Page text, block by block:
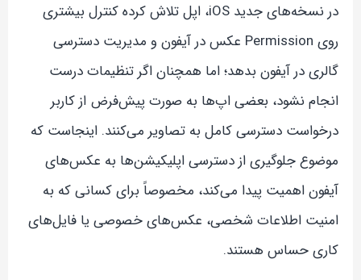
در نسخه‌های جدید iOS، اپل تلاش کرده کنترل بیشتری
روی Permission عکس در آیفون و مدیریت دسترسی
گالری در آیفون بدهد؛ اما همچنان اگر تنظیمات درست
انجام نشود، بعضی اپ‌ها به صورت پیش‌فرض از کاربر
درخواست دسترسی کامل به تصاویر می‌کنند. اینجاست که
موضوع جلوگیری از دسترسی اپلیکیشن‌ها به عکس‌های
آیفون اهمیت پیدا می‌کند، مخصوصاً برای کسانی که به
امنیت اطلاعات شخصی، عکس‌های خصوصی یا فایل‌های
کاری حساس هستند.